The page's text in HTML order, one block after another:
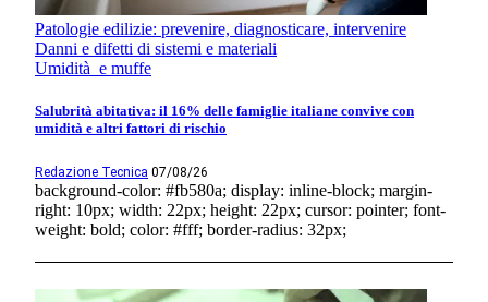
Patologie edilizie: prevenire, diagnosticare, intervenire
Danni e difetti di sistemi e materiali
Umidità e muffe
Salubrità abitativa: il 16% delle famiglie italiane convive con
umidità e altri fattori di rischio
Redazione Tecnica 07/08/26
background-color: #fb580a; display: inline-block; margin-
right: 10px; width: 22px; height: 22px; cursor: pointer; font-
weight: bold; color: #fff; border-radius: 32px;